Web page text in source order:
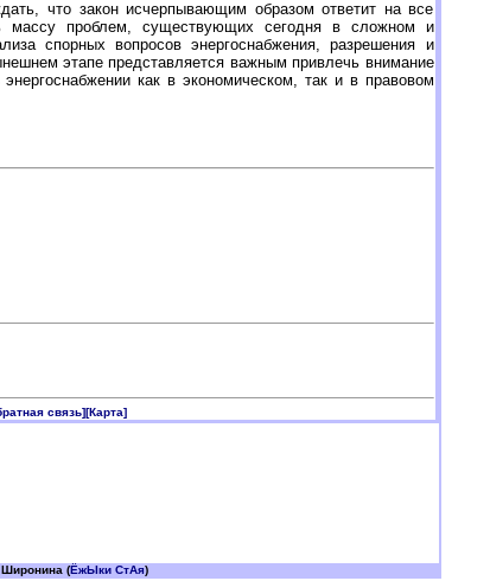
что закон исчерпывающим образом ответит на все
массу проблем, существующих сегодня в сложном и
спорных вопросов энергоснабжения, разрешения и
этапе представляется важным привлечь внимание
как в экономическом, так и в правовом
связь][Карта]
(ЁжЫки СтАя)